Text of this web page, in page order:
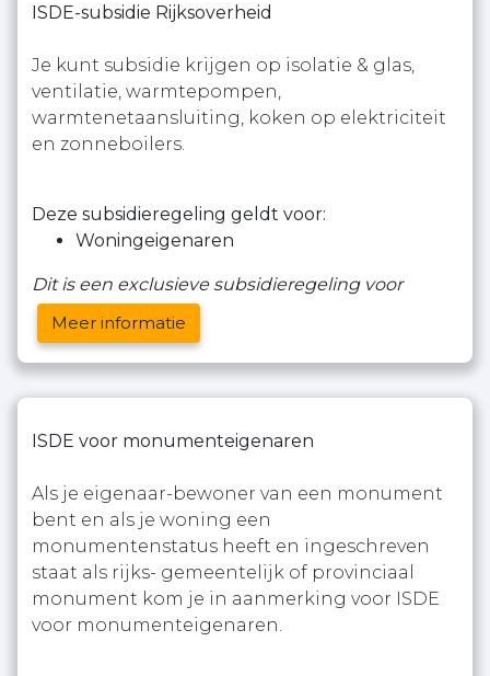
ISDE-subsidie Rijksoverheid
Je kunt subsidie krijgen op isolatie & glas,
ventilatie, warmtepompen,
warmtenetaansluiting, koken op elektriciteit
en zonneboilers.
Deze subsidieregeling geldt voor:
Woningeigenaren
Dit is een exclusieve subsidieregeling voor
Meer informatie
ISDE voor monumenteigenaren
Als je eigenaar-bewoner van een monument
bent en als je woning een
monumentenstatus heeft en ingeschreven
staat als rijks- gemeentelijk of provinciaal
monument kom je in aanmerking voor ISDE
voor monumenteigenaren.